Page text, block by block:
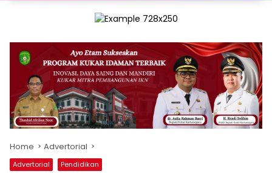
Home Advertorial
Advertorial Pendidikan